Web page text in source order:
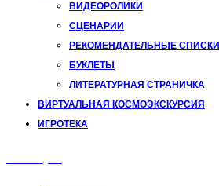
ВИДЕОРОЛИКИ
СЦЕНАРИИ
РЕКОМЕНДАТЕЛЬНЫЕ СПИСКИ
БУКЛЕТЫ
ЛИТЕРАТУРНАЯ СТРАНИЧКА
ВИРТУАЛЬНАЯ КОСМОЭКСКУРСИЯ
ИГРОТЕКА